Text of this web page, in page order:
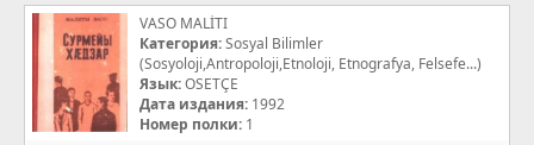
VASO MALİTI
Категория:Sosyal Bilimler
(Sosyoloji,Antropoloji,Etnoloji, Etnografya, Felsefe...)
Язык:OSETÇE
Дата издания: 1992
Номер полки: 1